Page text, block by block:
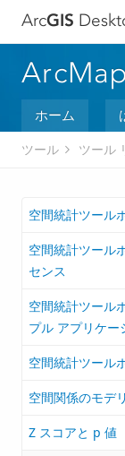
ArcGIS
ArcMap
ホーム
ツール ツール
空間統計ツール
空間統計ツール
センス
空間統計ツール
プル アプリケー
空間統計ツール
空間関係のモデ
Z スコアと p 値